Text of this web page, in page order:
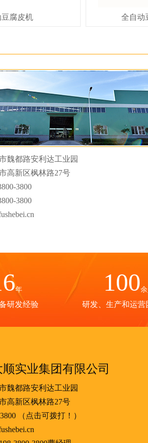
豆腐皮机 全自动
魏都路安利达工业园
高新区枫林路27号
3800
3800
年
研发经验
100
研发、生产和运营
实业集团有限公司
魏都路安利达工业园
高新区枫林路27号
（点击可拨打！）